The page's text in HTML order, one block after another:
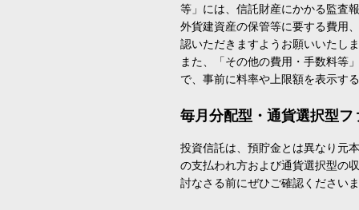
等」には、信託財産にかかる監査
外貨建資産の保管等に要する費用
認いただきますようお願いいたし
また、「その他の費用・手数料等
で、事前に料率や上限額を表示す
毎月分配型・通貨選択型
投資信託は、預貯金とは異なり元
の支払われ方および通貨選択型の
討なさる前にぜひご確認ください